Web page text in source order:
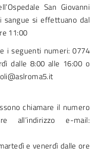
San Giovanni
sangue si effettuano dal
11:00
i seguenti numeri: 0774
dalle 8:00 alle 16:00 o
chiamare il numero
e-mail:
e venerdì dalle ore